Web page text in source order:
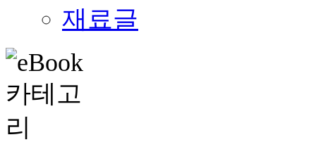
재료글